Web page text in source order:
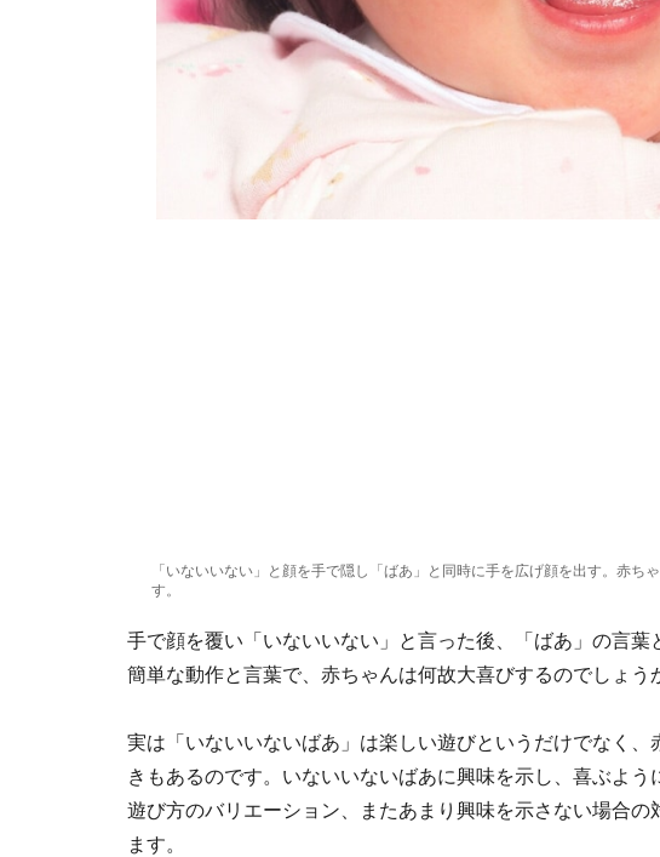
「いないいない」と顔を手で隠し「ばあ」と同時に手を広げ顔を出す。赤ち
す。
手で顔を覆い「いないいない」と言った後、「ばあ」の言
簡単な動作と言葉で、赤ちゃんは何故大喜びするのでしょう
実は「いないいないばあ」は楽しい遊びというだけでなく
きもあるのです。いないいないばあに興味を示し、喜ぶよう
遊び方のバリエーション、またあまり興味を示さない場合
ます。